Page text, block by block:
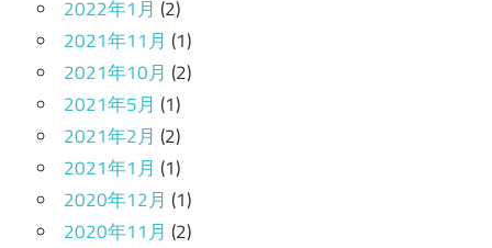
2022年1月 (2)
2021年11月 (1)
2021年10月 (2)
2021年5月 (1)
2021年2月 (2)
2021年1月 (1)
2020年12月 (1)
2020年11月 (2)